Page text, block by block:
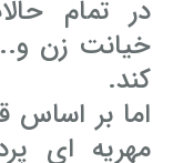
در تمام
خیانت زن
کند.
اما بر اساس
مهریه ای